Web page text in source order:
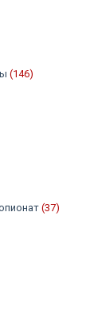
(146)
(37)